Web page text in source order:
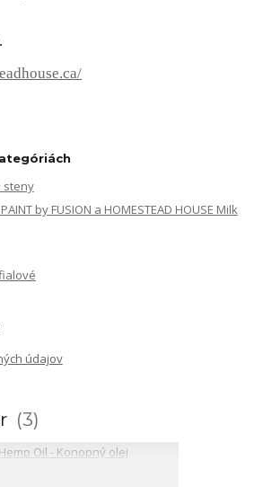
steny
by FUSION a HOMESTEAD HOUSE Milk
údajov
3